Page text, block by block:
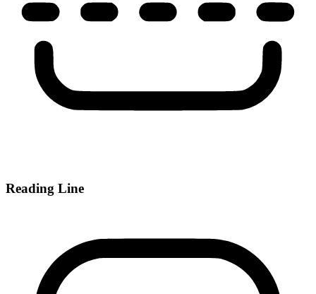
Reading Line